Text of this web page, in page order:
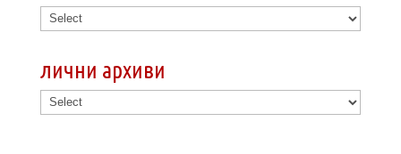
лични архиви